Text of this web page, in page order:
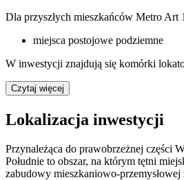
Dla przyszłych mieszkańców Metro Art
miejsca postojowe podziemne
W inwestycji znajdują się komórki
Czytaj więcej
Lokalizacja inwestycji
Przynależąca do prawobrzeżnej części
Południe to obszar, na którym tętni
zabudowy mieszkaniowo-przemysłowej